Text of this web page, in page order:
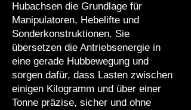
Hubachsen die Grundlage für
Manipulatoren, Hebelifte und
Sonderkonstruktionen. Sie
übersetzen die Antriebsenergie in
eine gerade Hubbewegung und
sorgen dafür, dass Lasten zwischen
einigen Kilogramm und über einer
Tonne präzise, sicher und ohne